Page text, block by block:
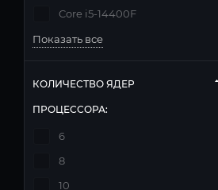
Core i5-14400F
Показать все
КОЛИЧЕСТВО ЯДЕР
ПРОЦЕССОРА:
6
8
10